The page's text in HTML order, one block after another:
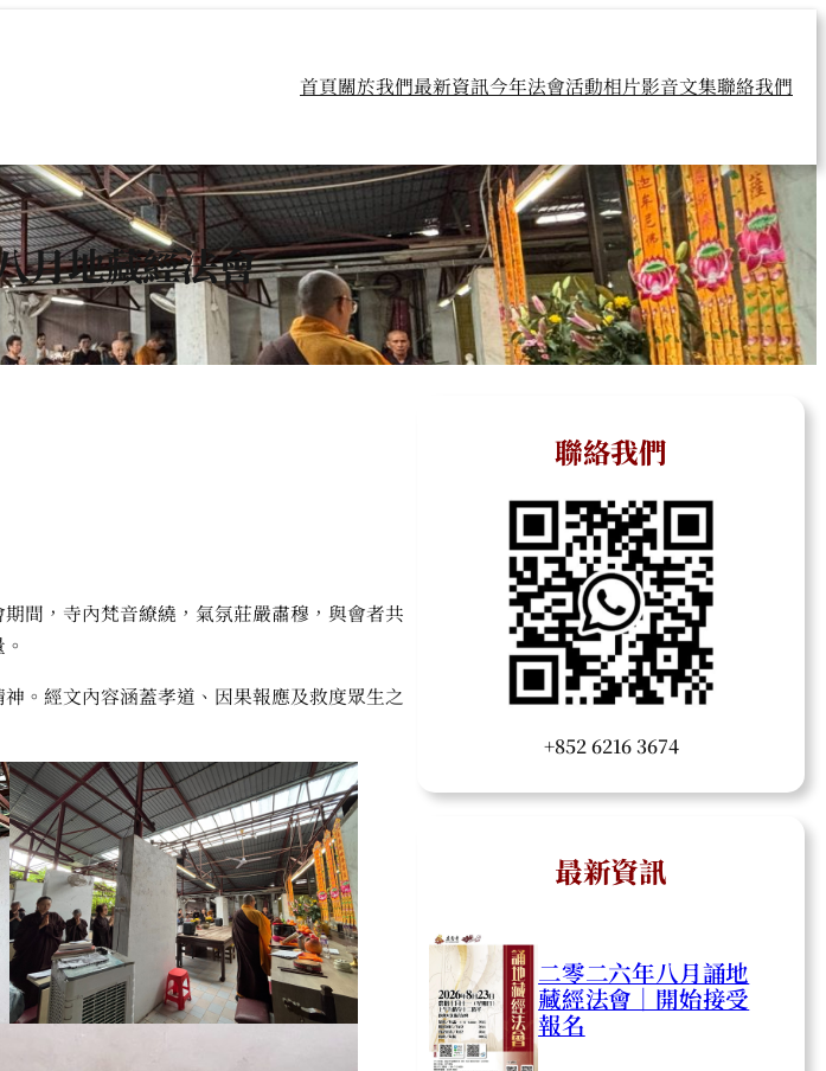
首頁關於我們最新資訊今年法會活動相片影音文集聯絡我們
月地藏經法會
間，寺內梵音繚繞，氣氛莊嚴肅穆，與會者共
。經文內容涵蓋孝道、因果報應及救度眾生之
聯絡我們
+852 6216 3674
最新資訊
二零二六年八月誦地
藏經法會｜開始接受
報名